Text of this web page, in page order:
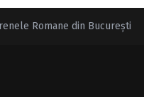
Romane din Bucureşti